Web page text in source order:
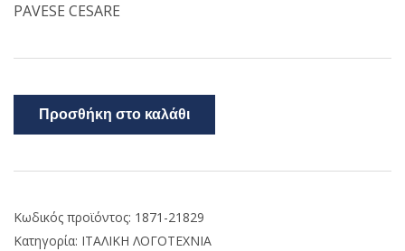
PAVESE CESARE
Προσθήκη στο καλάθι
Κωδικός προϊόντος: 1871-21829
Κατηγορία: ΙΤΑΛΙΚΗ ΛΟΓΟΤΕΧΝΙΑ